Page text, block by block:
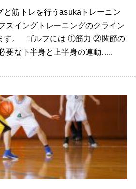
と筋トレを行うasukaトレーニン
スイングトレーニングのクライン
す。 ゴルフには ①筋力 ②関節の
要な下半身と上半身の連動…..